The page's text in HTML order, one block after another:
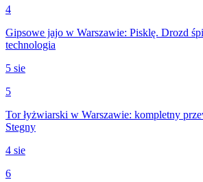
4
Gipsowe jajo w Warszawie: Pisklę. Drozd
technologia
5 sie
5
Tor łyżwiarski w Warszawie: kompletny
Stegny
4 sie
6